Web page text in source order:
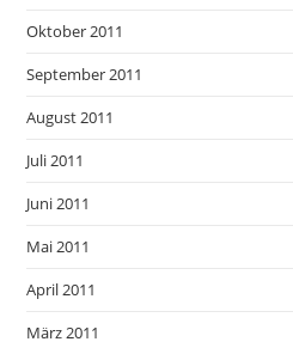
Oktober 2011
September 2011
August 2011
Juli 2011
Juni 2011
Mai 2011
April 2011
März 2011